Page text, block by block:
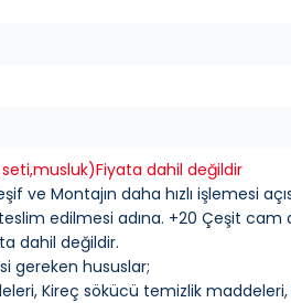
dahil değildir
ve Montajın daha hızlı işlemesi
edilmesi adına. +20 Çeşit cam
dahil değildir.
gereken hususlar;
Kireç sökücü temizlik maddeleri,